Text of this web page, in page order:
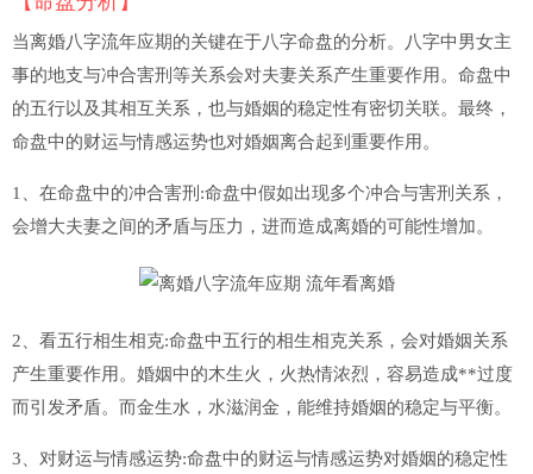
当离婚八字流年应期的关键在于八字命盘的分析。八字中男女主
事的地支与冲合害刑等关系会对夫妻关系产生重要作用。命盘中
的五行以及其相互关系，也与婚姻的稳定性有密切关联。最终，
命盘中的财运与情感运势也对婚姻离合起到重要作用。
1、在命盘中的冲合害刑:命盘中假如出现多个冲合与害刑关系，
会增大夫妻之间的矛盾与压力，进而造成离婚的可能性增加。
2、看五行相生相克:命盘中五行的相生相克关系，会对婚姻关系
产生重要作用。婚姻中的木生火，火热情浓烈，容易造成**过度
而引发矛盾。而金生水，水滋润金，能维持婚姻的稳定与平衡。
3、对财运与情感运势:命盘中的财运与情感运势对婚姻的稳定性